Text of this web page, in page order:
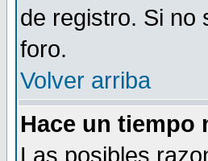
de registro. Si no
foro.
Volver arriba
Hace un tiempo
Las posibles